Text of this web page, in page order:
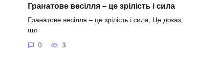
Гранатове весілля – це зрілість і сила
Гранатове весілля – це зрілість і сила, Це доказ,
що
0 3